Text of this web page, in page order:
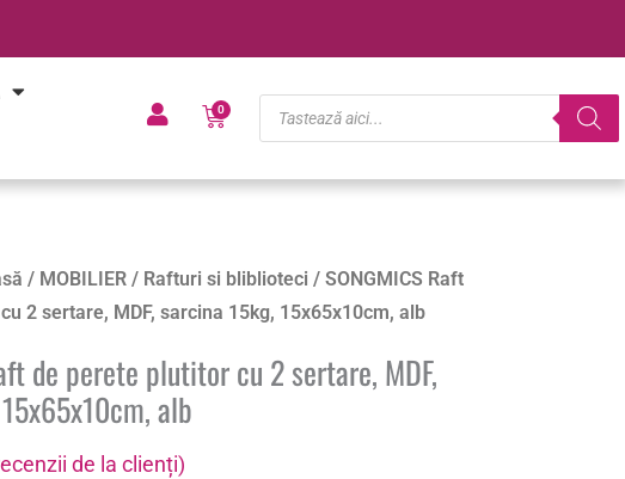
0
Cart
Products
search
/ MOBILIER / Rafturi si bliblioteci / SONGMICS Raft
2 sertare, MDF, sarcina 15kg, 15x65x10cm, alb
de perete plutitor cu 2 sertare, MDF,
alb
de la clienți)